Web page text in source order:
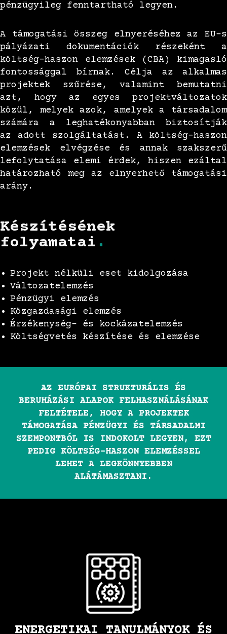
pénzügyileg fenntartható legyen.
A támogatási összeg elnyeréséhez az EU-s
pályázati dokumentációk részeként a
költség-haszon elemzések (CBA) kimagasló
fontossággal bírnak. Célja az alkalmas
projektek szűrése, valamint bemutatni
azt, hogy az egyes projektváltozatok
közül, melyek azok, amelyek a társadalom
számára a leghatékonyabban biztosítják
az adott szolgáltatást. A költség-haszon
elemzések elvégzése és annak szakszerű
lefolytatása elemi érdek, hiszen ezáltal
határozható meg az elnyerhető támogatási
arány.
Készítésének
folyamatai .
Projekt nélküli eset kidolgozása
Változatelemzés
Pénzügyi elemzés
Közgazdasági elemzés
Érzékenység- és kockázatelemzés
Költségvetés készítése és elemzése
AZ EURÓPAI STRUKTURÁLIS ÉS
BERUHÁZÁSI ALAPOK FELHASZNÁLÁSÁNAK
FELTÉTELE, HOGY A PROJEKTEK
TÁMOGATÁSA PÉNZÜGYI ÉS TÁRSADALMI
SZEMPONTBÓL IS INDOKOLT LEGYEN, EZT
PEDIG KÖLTSÉG-HASZON ELEMZÉSSEL
LEHET A LEGKÖNNYEBBEN
ALÁTÁMASZTANI.
ENERGETIKAI TANULMÁNYOK ÉS